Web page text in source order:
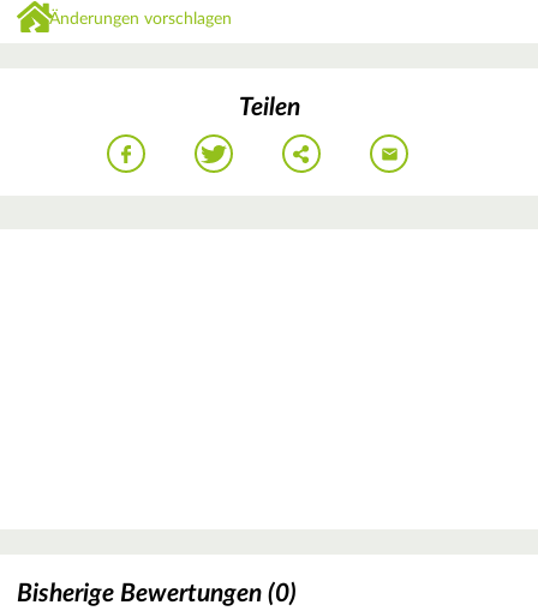
Änderungen vorschlagen
Teilen
Bisherige Bewertungen (0)